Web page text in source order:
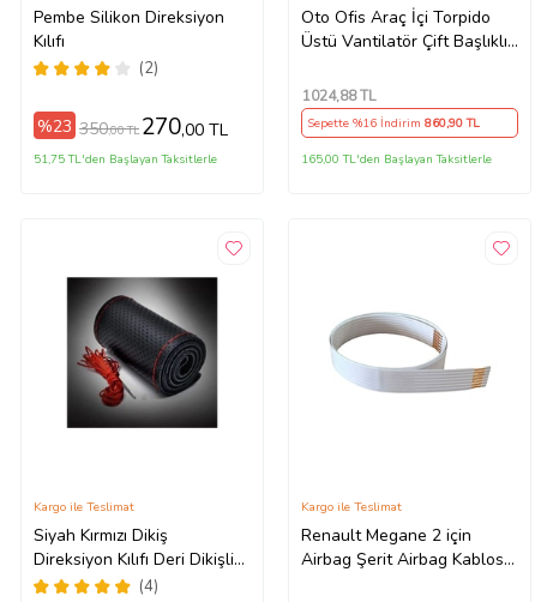
Pembe Silikon Direksiyon
Kılıfı
(2)
%23 350,00 TL 270,00 TL
51,75 TL'den Başlayan Taksitlerle
Oto Ofis Araç İçi Torpido
Üstü Vantilatör Çift Başlıklı
360° Dönebilen 12V
1024,88 TL
Sepette %16 İndirim860,90 TL
165,00 TL'den Başlayan Taksitlerle
Siyah Kırmızı Dikiş
Direksiyon Kılıfı Deri Dikişli
Direksiyon Kılıf Kokusuz Kılıf
(4)
Kargo ile Teslimat
Renault Megane 2 için
Airbag Şerit Airbag Kablosu
Kargo ile Teslimat